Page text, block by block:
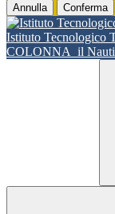
Annulla Conferma
Istituto Tecnologico
COLONNA il